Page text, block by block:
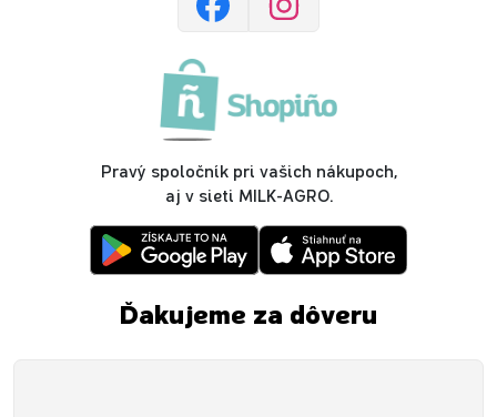
Pravý spoločník pri vašich nákupoch,
aj v sieti MILK-AGRO.
Ďakujeme za dôveru